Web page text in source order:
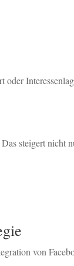
oder
steigert nicht
von